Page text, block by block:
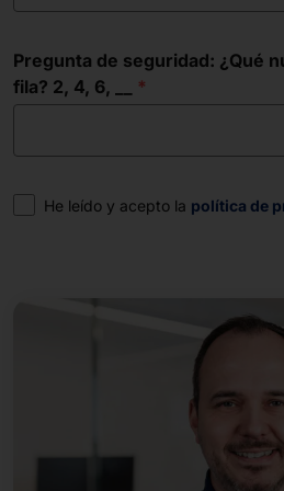
Pregunta de seguridad: ¿Qué
fila? 2, 4, 6, __
Consentimiento
He leído y acepto la política de